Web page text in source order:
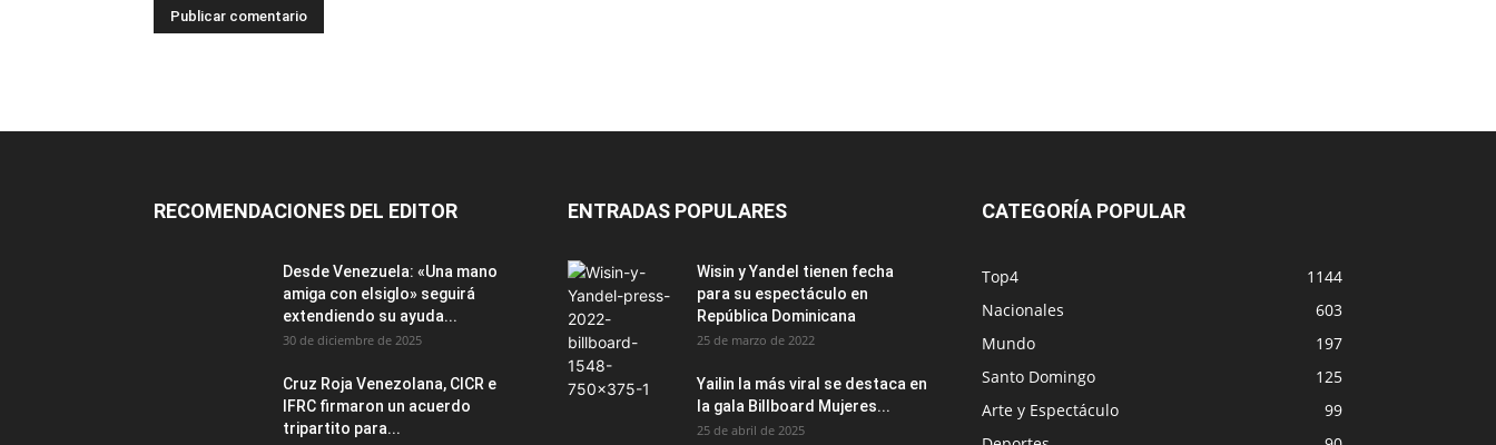
RECOMENDACIONES DEL EDITOR
Desde Venezuela: «Una mano
amiga con elsiglo» seguirá
extendiendo su ayuda...
30 de diciembre de 2025
Cruz Roja Venezolana, CICR e
IFRC firmaron un acuerdo
tripartito para...
ENTRADAS POPULARES
Wisin y Yandel tienen fecha
para su espectáculo en
República Dominicana
25 de marzo de 2022
Yailin la más viral se destaca en
la gala Billboard Mujeres...
25 de abril de 2025
CATEGORÍA POPULAR
Top4
1144
Nacionales
603
Mundo
197
Santo Domingo
125
Arte y Espectáculo
99